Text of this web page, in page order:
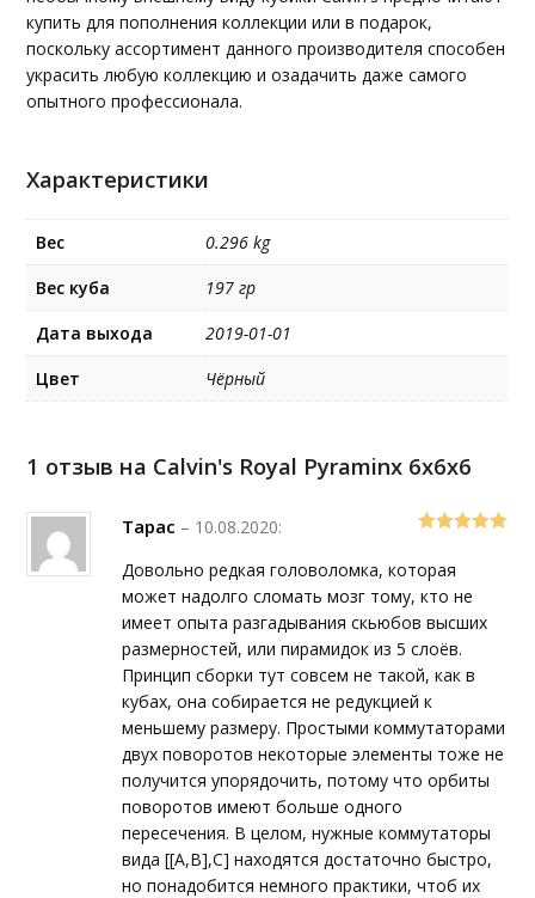
купить для пополнения коллекции или в подарок,
поскольку ассортимент данного производителя способен
украсить любую коллекцию и озадачить даже самого
опытного профессионала.
Характеристики
Вес
0.296 kg
Вес куба
197 гр
Дата выхода
2019-01-01
Цвет
Чёрный
1 отзыв на Calvin's Royal Pyraminx 6x6x6
Тарас – 10.08.2020:
Довольно редкая головоломка, которая
может надолго сломать мозг тому, кто не
имеет опыта разгадывания скьюбов высших
размерностей, или пирамидок из 5 слоёв.
Принцип сборки тут совсем не такой, как в
кубах, она собирается не редукцией к
меньшему размеру. Простыми коммутаторами
двух поворотов некоторые элементы тоже не
получится упорядочить, потому что орбиты
поворотов имеют больше одного
пересечения. В целом, нужные коммутаторы
вида [[A,B],C] находятся достаточно быстро,
но понадобится немного практики, чтоб их